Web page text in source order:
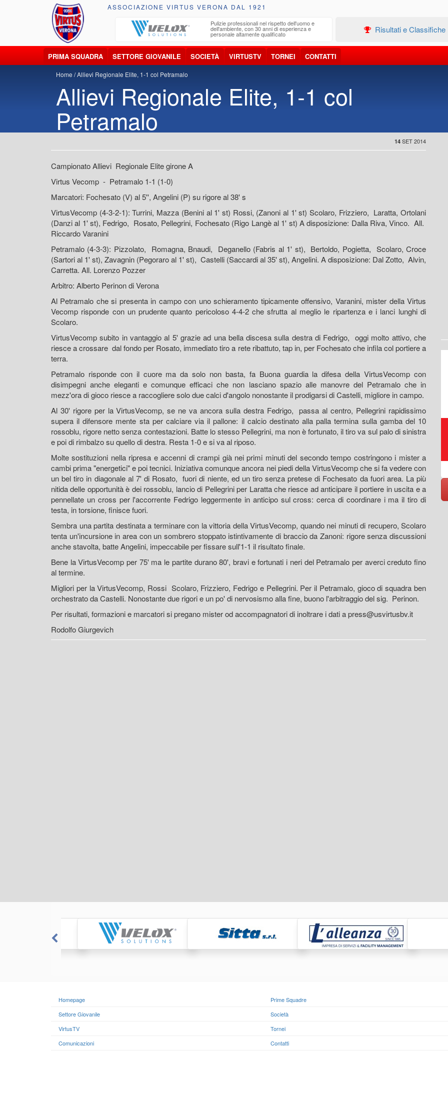
ASSOCIAZIONE VIRTUS VERONA DAL 1921
trasporto, smaltimento e recupero di Pulizie professionali nel rispetto dell'uomo e
dell'ambiente, con 30 anni di esperienza e
personale altamente qualificato Risultati e Classifiche
PRIMA SQUADRA SETTORE GIOVANILE SOCIETÀ VIRTUSTV TORNEI CONTATTI
Home Allievi Regionale Elite, 1-1 col Petramalo
Allievi Regionale Elite, 1-1 col
Petramalo
14 SET 2014
Campionato Allievi Regionale Elite girone A
Virtus Vecomp - Petramalo 1-1 (1-0)
Marcatori: Fochesato (V) al 5'', Angelini (P) su rigore al 38' s
VirtusVecomp (4-3-2-1): Turrini, Mazza (Benini al 1' st) Rossi, (Zanoni al 1' st) Scolaro, Frizziero, Laratta, Ortolani
(Danzi al 1' st), Fedrigo, Rosato, Pellegrini, Fochesato (Rigo Langè al 1' st) A disposizione: Dalla Riva, Vinco. All.
Riccardo Varanini
Petramalo (4-3-3): Pizzolato, Romagna, Bnaudi, Deganello (Fabris al 1' st), Bertoldo, Pogietta, Scolaro, Croce
(Sartori al 1' st), Zavagnin (Pegoraro al 1' st), Castelli (Saccardi al 35' st), Angelini. A disposizione: Dal Zotto, Alvin,
Carretta. All. Lorenzo Pozzer
Arbitro: Alberto Perinon di Verona
Al Petramalo che si presenta in campo con uno schieramento tipicamente offensivo, Varanini, mister della Virtus
Vecomp risponde con un prudente quanto pericoloso 4-4-2 che sfrutta al meglio le ripartenza e i lanci lunghi di
Scolaro.
VirtusVecomp subito in vantaggio al 5' grazie ad una bella discesa sulla destra di Fedrigo, oggi molto attivo, che
riesce a crossare dal fondo per Rosato, immediato tiro a rete ribattuto, tap in, per Fochesato che infila col portiere a
terra.
Petramalo risponde con il cuore ma da solo non basta, fa Buona guardia la difesa della VirtusVecomp con
disimpegni anche eleganti e comunque efficaci che non lasciano spazio alle manovre del Petramalo che in
mezz'ora di gioco riesce a raccogliere solo due calci d'angolo nonostante il prodigarsi di Castelli, migliore in campo.
Al 30' rigore per la VirtusVecomp, se ne va ancora sulla destra Fedrigo, passa al centro, Pellegrini rapidissimo
supera il difensore mente sta per calciare via il pallone: il calcio destinato alla palla termina sulla gamba del 10
rossoblu, rigore netto senza contestazioni. Batte lo stesso Pellegrini, ma non è fortunato, il tiro va sul palo di sinistra
e poi di rimbalzo su quello di destra. Resta 1-0 e si va al riposo.
Molte sostituzioni nella ripresa e accenni di crampi già nei primi minuti del secondo tempo costringono i mister a
cambi prima "energetici" e poi tecnici. Iniziativa comunque ancora nei piedi della VirtusVecomp che si fa vedere con
un bel tiro in diagonale al 7' di Rosato, fuori di niente, ed un tiro senza pretese di Fochesato da fuori area. La più
nitida delle opportunità è dei rossoblu, lancio di Pellegrini per Laratta che riesce ad anticipare il portiere in uscita e a
pennellate un cross per l'accorrente Fedrigo leggermente in anticipo sul cross: cerca di coordinare i ma il tiro di
testa, in torsione, finisce fuori.
Sembra una partita destinata a terminare con la vittoria della VirtusVecomp, quando nei minuti di recupero, Scolaro
tenta un'incursione in area con un sombrero stoppato istintivamente di braccio da Zanoni: rigore senza discussioni
anche stavolta, batte Angelini, impeccabile per fissare sull'1-1 il risultato finale.
Bene la VirtusVecomp per 75' ma le partite durano 80', bravi e fortunati i neri del Petramalo per averci creduto fino
al termine.
Migliori per la VirtusVecomp, Rossi Scolaro, Frizziero, Fedrigo e Pellegrini. Per il Petramalo, gioco di squadra ben
orchestrato da Castelli. Nonostante due rigori e un po' di nervosismo alla fine, buono l'arbitraggio del sig. Perinon.
Per risultati, formazioni e marcatori si pregano mister od accompagnatori di inoltrare i dati a press@usvirtusbv.it
Rodolfo Giurgevich
Raccolta, trasporto,
https://www.eversrl.it - +39 045 513362
Homepage
Prime Squadre
Settore Giovanile
Società
VirtusTV
Tornei
Comunicazioni
Contatti